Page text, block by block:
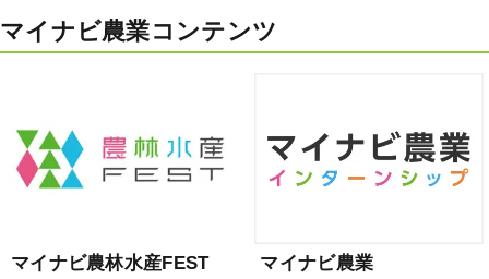
マイナビ農業コンテンツ
マイナビ農林水産FEST
マイナビ農業